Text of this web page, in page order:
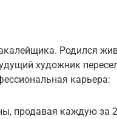
Родился
художник
карьера:
продавая каждую за